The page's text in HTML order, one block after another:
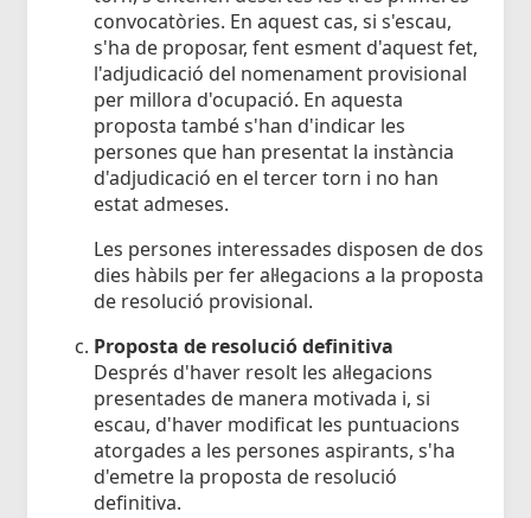
convocatòries. En aquest cas, si s'escau,
s'ha de proposar, fent esment d'aquest fet,
l'adjudicació del nomenament provisional
per millora d'ocupació. En aquesta
proposta també s'han d'indicar les
persones que han presentat la instància
d'adjudicació en el tercer torn i no han
estat admeses.
Les persones interessades disposen de dos
dies hàbils per fer al·legacions a la proposta
de resolució provisional.
Proposta de resolució definitiva
Després d'haver resolt les al·legacions
presentades de manera motivada i, si
escau, d'haver modificat les puntuacions
atorgades a les persones aspirants, s'ha
d'emetre la proposta de resolució
definitiva.